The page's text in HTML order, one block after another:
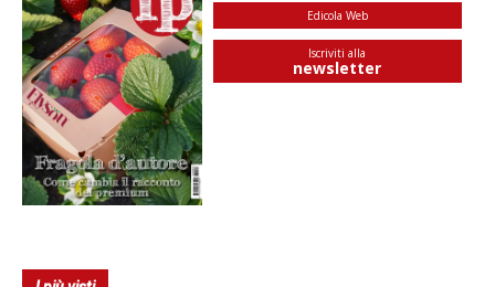
Edicola Web
Iscriviti alla
newsletter